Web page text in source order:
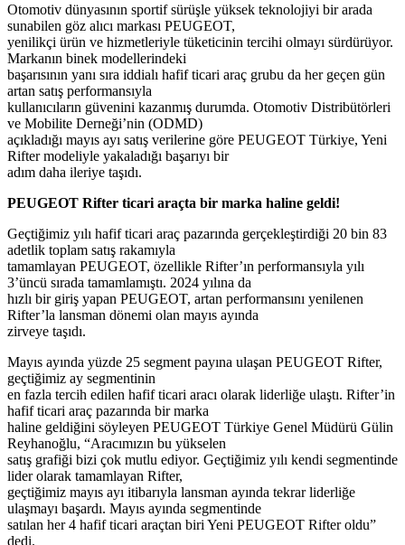
Otomotiv dünyasının sportif sürüşle yüksek teknolojiyi bir arada
sunabilen göz alıcı markası PEUGEOT,
yenilikçi ürün ve hizmetleriyle tüketicinin tercihi olmayı sürdürüyor.
Markanın binek modellerindeki
başarısının yanı sıra iddialı hafif ticari araç grubu da her geçen gün
artan satış performansıyla
kullanıcıların güvenini kazanmış durumda. Otomotiv Distribütörleri
ve Mobilite Derneği’nin (ODMD)
açıkladığı mayıs ayı satış verilerine göre PEUGEOT Türkiye, Yeni
Rifter modeliyle yakaladığı başarıyı bir
adım daha ileriye taşıdı.
PEUGEOT Rifter ticari araçta bir marka haline geldi!
Geçtiğimiz yılı hafif ticari araç pazarında gerçekleştirdiği 20 bin 83
adetlik toplam satış rakamıyla
tamamlayan PEUGEOT, özellikle Rifter’ın performansıyla yılı
3’üncü sırada tamamlamıştı. 2024 yılına da
hızlı bir giriş yapan PEUGEOT, artan performansını yenilenen
Rifter’la lansman dönemi olan mayıs ayında
zirveye taşıdı.
Mayıs ayında yüzde 25 segment payına ulaşan PEUGEOT Rifter,
geçtiğimiz ay segmentinin
en fazla tercih edilen hafif ticari aracı olarak liderliğe ulaştı. Rifter’in
hafif ticari araç pazarında bir marka
haline geldiğini söyleyen PEUGEOT Türkiye Genel Müdürü Gülin
Reyhanoğlu, “Aracımızın bu yükselen
satış grafiği bizi çok mutlu ediyor. Geçtiğimiz yılı kendi segmentinde
lider olarak tamamlayan Rifter,
geçtiğimiz mayıs ayı itibarıyla lansman ayında tekrar liderliğe
ulaşmayı başardı. Mayıs ayında segmentinde
satılan her 4 hafif ticari araçtan biri Yeni PEUGEOT Rifter oldu”
dedi.